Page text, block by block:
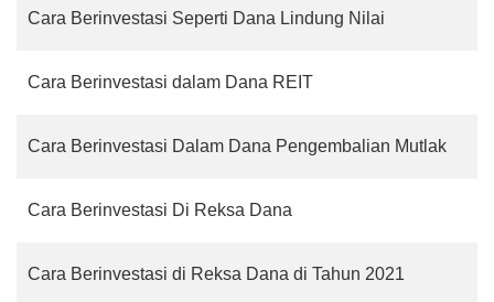
Cara Berinvestasi Seperti Dana Lindung Nilai
Cara Berinvestasi dalam Dana REIT
Cara Berinvestasi Dalam Dana Pengembalian Mutlak
Cara Berinvestasi Di Reksa Dana
Cara Berinvestasi di Reksa Dana di Tahun 2021